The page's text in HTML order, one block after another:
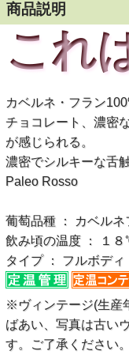
商品説明
これ
カベルネ・フラン
チョコレート、濃密
が感じられる。
濃密でシルキーな舌
Paleo Rosso
葡萄品種 ： カベルネ
飲み頃の温度 ： １
タイプ ： フルボディ
※ヴィンテージ(生産
ばあい、写真は古い
す。ご了承ください。